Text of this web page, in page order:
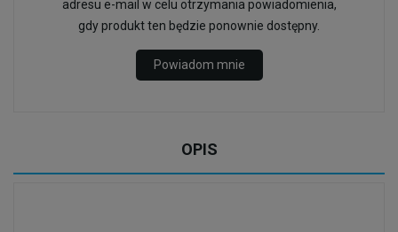
adresu e-mail w celu otrzymania powiadomienia,
gdy produkt ten będzie ponownie dostępny.
Powiadom mnie
OPIS